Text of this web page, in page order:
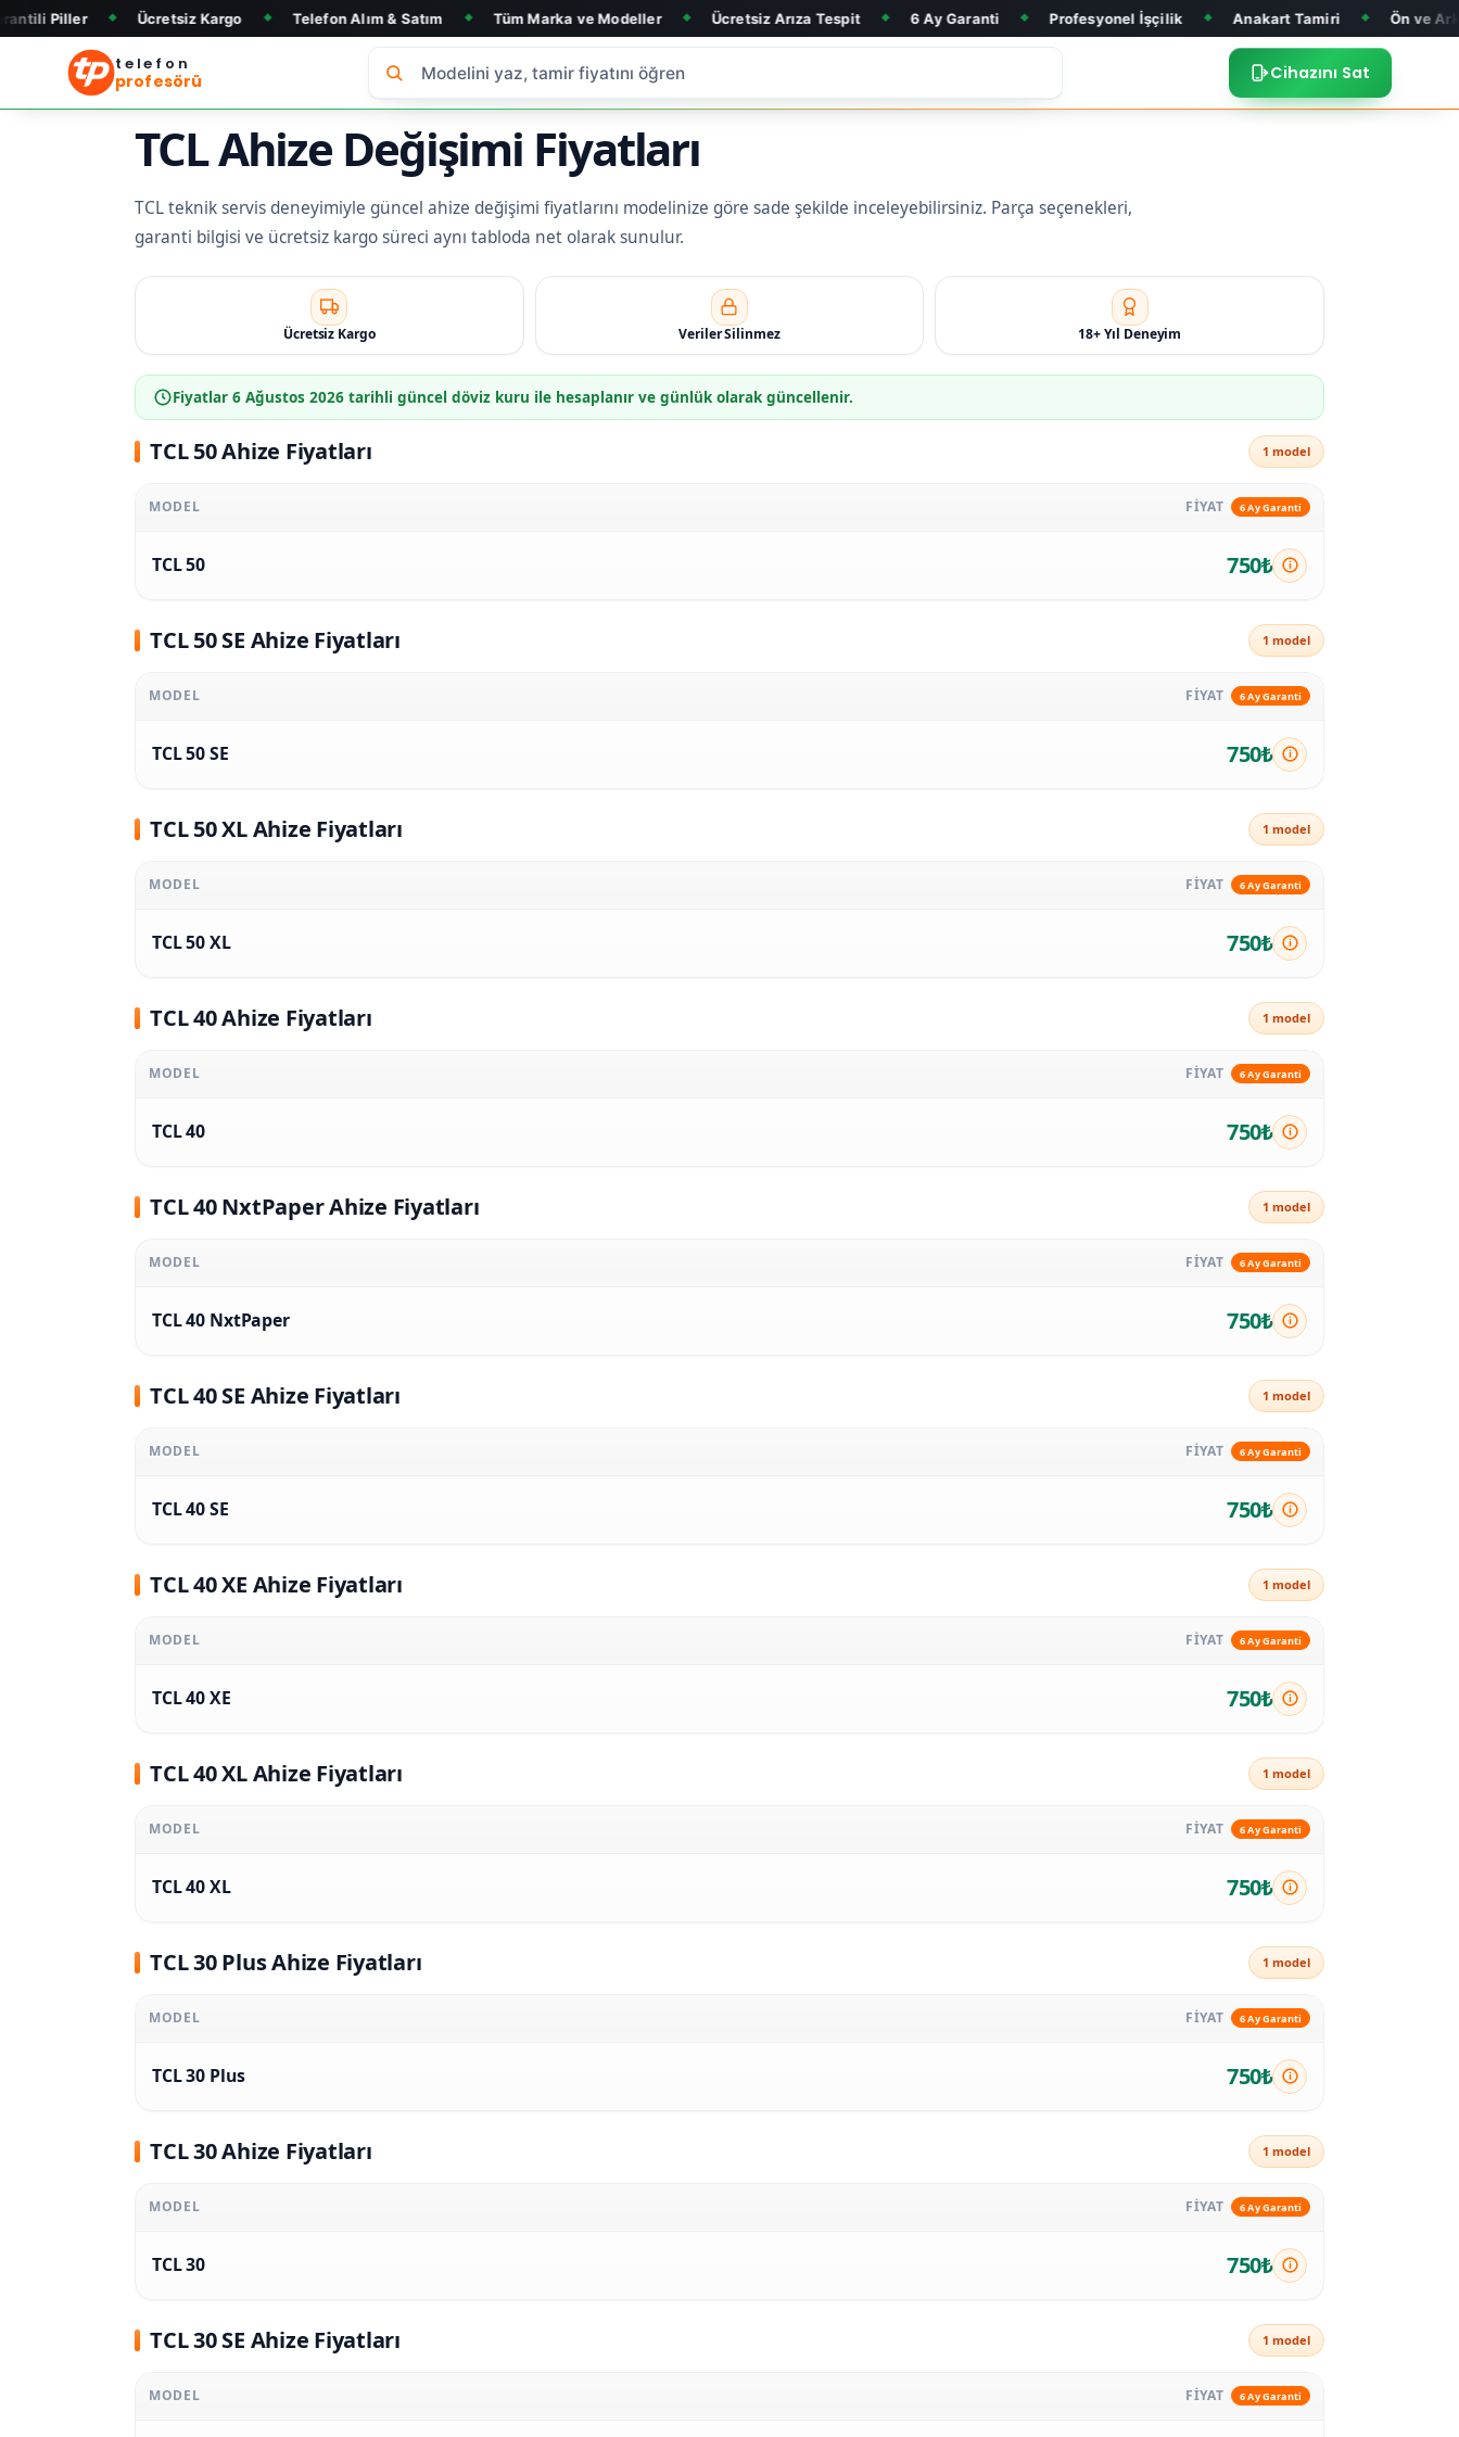
◆ Ücretsiz Kargo ◆ Telefon Alım & Satım ◆ Tüm Marka ve Modeller ◆ Ücretsiz Arıza Tespit ◆ 6 Ay Garanti ◆ Profesyonel İşçilik ◆ Anakart Tamiri ◆ Ön ve Arka Cam
telefon
profesörü Cihazını Sat
TCL Ahize Değişimi Fiyatları
TCL teknik servis deneyimiyle güncel ahize değişimi fiyatlarını modelinize göre sade şekilde inceleyebilirsiniz. Parça seçenekleri,
garanti bilgisi ve ücretsiz kargo süreci aynı tabloda net olarak sunulur.
Ücretsiz Kargo Veriler Silinmez 18+ Yıl Deneyim
Fiyatlar 6 Ağustos 2026 tarihli güncel döviz kuru ile hesaplanır ve günlük olarak güncellenir.
TCL 50 Ahize Fiyatları 1 model
MODEL FİYAT 6 Ay Garanti
TCL 50 750₺
TCL 50 SE Ahize Fiyatları 1 model
MODEL FİYAT 6 Ay Garanti
TCL 50 SE 750₺
TCL 50 XL Ahize Fiyatları 1 model
MODEL FİYAT 6 Ay Garanti
TCL 50 XL 750₺
TCL 40 Ahize Fiyatları 1 model
MODEL FİYAT 6 Ay Garanti
TCL 40 750₺
TCL 40 NxtPaper Ahize Fiyatları 1 model
MODEL FİYAT 6 Ay Garanti
TCL 40 NxtPaper 750₺
TCL 40 SE Ahize Fiyatları 1 model
MODEL FİYAT 6 Ay Garanti
TCL 40 SE 750₺
TCL 40 XE Ahize Fiyatları 1 model
MODEL FİYAT 6 Ay Garanti
TCL 40 XE 750₺
TCL 40 XL Ahize Fiyatları 1 model
MODEL FİYAT 6 Ay Garanti
TCL 40 XL 750₺
TCL 30 Plus Ahize Fiyatları 1 model
MODEL FİYAT 6 Ay Garanti
TCL 30 Plus 750₺
TCL 30 Ahize Fiyatları 1 model
MODEL FİYAT 6 Ay Garanti
TCL 30 750₺
TCL 30 SE Ahize Fiyatları 1 model
MODEL FİYAT 6 Ay Garanti